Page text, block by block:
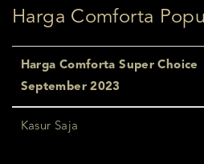
Harga Comforta
Harga Comforta Super Choice
September 2023
Kasur Saja